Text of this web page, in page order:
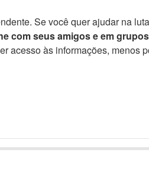
Se você quer ajudar na
com seus amigos e em
acesso às informações, menos